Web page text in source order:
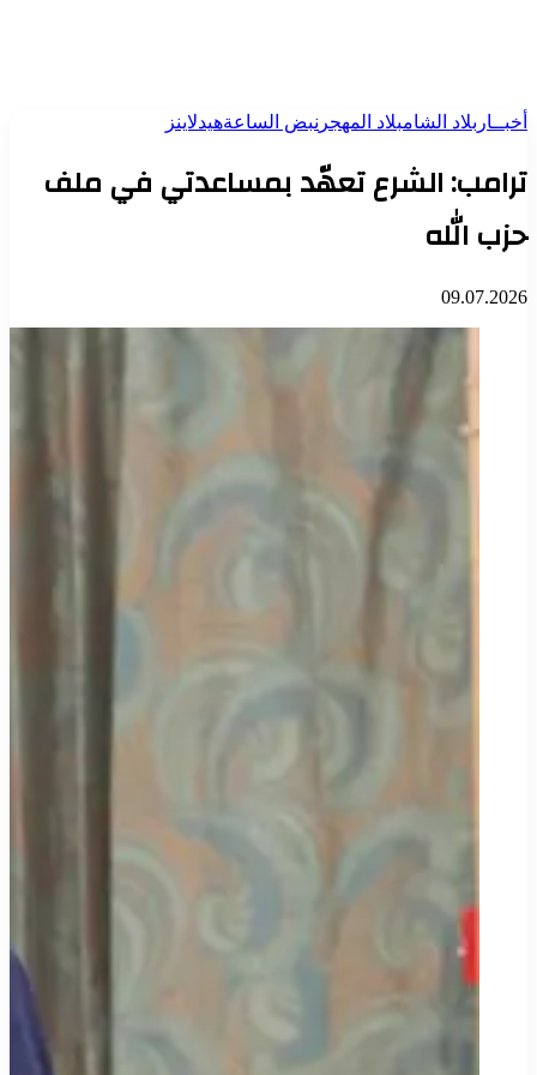
أخبــار بلاد الشامبلاد المهجر نبض الساعةهيدلاينز
ترامب: الشرع تعهّد بمساعدتي في ملف
حزب الله
09.07.2026